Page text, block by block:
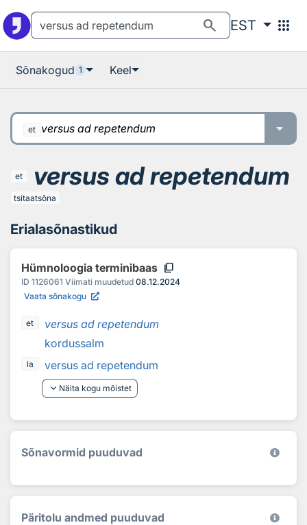
search EST apps
Sõnakogud 1 Keel
et versus ad repetendum
et versus ad repetendum
tsitaatsõna
Erialasõnastikud
Hümnoloogia terminibaas content_copy
ID 1126061 Viimati muudetud 08.12.2024
Vaata sõnakogu
et
versus ad repetendum
kordussalm
la
versus ad repetendum
keyboard_arrow_down Näita kogu mõistet
Sõnavormid puuduvad
Päritolu andmed puuduvad